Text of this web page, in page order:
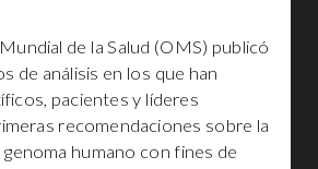
de la Salud (OMS) publicó
de análisis en los que han
pacientes y líderes
recomendaciones sobre la
humano con fines de